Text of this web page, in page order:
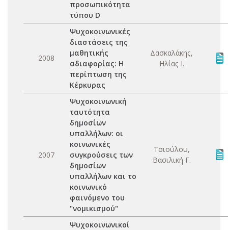
προσωπικότητα
τύπου D
2008
Ψυχοκοινωνικές
διαστάσεις της
μαθητικής
αδιαφορίας: Η
περίπτωση της
Κέρκυρας
Δασκαλάκης,
Ηλίας Ι.
2007
Ψυχοκοινωνική
ταυτότητα
δημοσίων
υπαλλήλων: οι
κοινωνικές
συγκρούσεις των
δημοσίων
υπαλλήλων και το
κοινωνικό
φαινόμενο του
"νομικισμού"
Τσιούλου,
Βασιλική Γ.
Ψυχοκοινωνικοί